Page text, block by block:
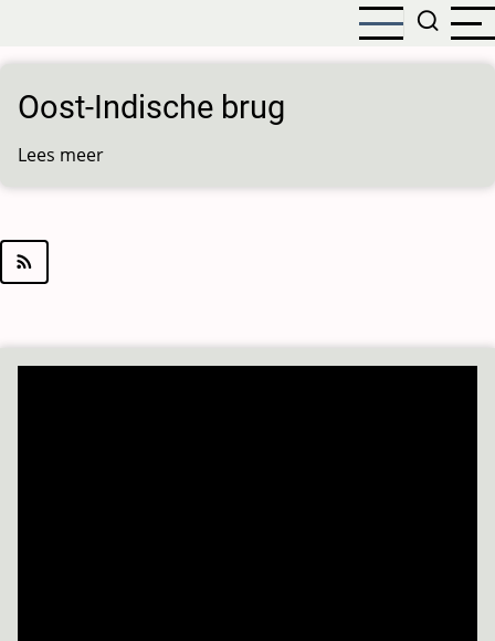
naar
de
inhoud
gaan
Oost-Indische brug
Lees meer